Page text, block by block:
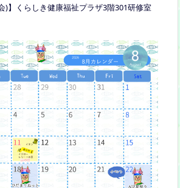
)】くらしき健康福祉プラザ3階301研修室